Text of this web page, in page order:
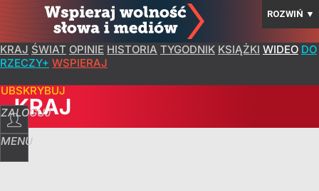
ROZWIŃ ▼
KRAJ ŚWIAT OPINIE HISTORIA TYGODNIK KSIĄŻKI WIDEO DO
RZECZY+ WSPIERAJ
ZALOGUJ
MENU
KRAJ